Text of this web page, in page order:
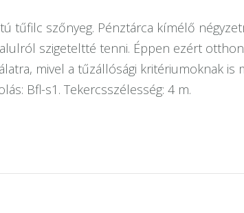
tűfilc szőnyeg. Pénztárca kímélő
szigeteltté tenni. Éppen ezért
mivel a tűzállósági kritériumoknak is
Bfl-s1. Tekercsszélesség: 4 m.